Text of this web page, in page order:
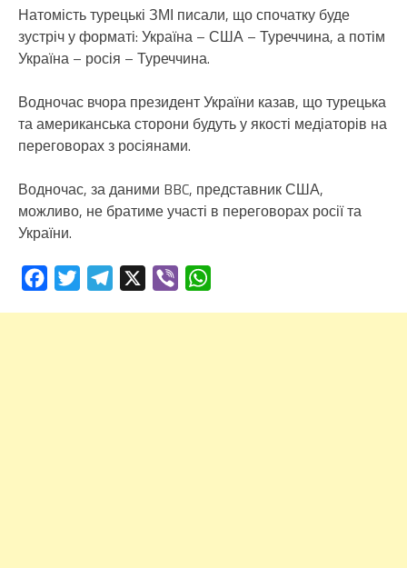
Натомість турецькі ЗМІ писали, що спочатку буде
зустріч у форматі: Україна – США – Туреччина, а потім
Україна – росія – Туреччина.
Водночас вчора президент України казав, що турецька
та американська сторони будуть у якості медіаторів на
переговорах з росіянами.
Водночас, за даними BBC, представник США,
можливо, не братиме участі в переговорах росії та
України.
FacebookTwitterTelegram Viber